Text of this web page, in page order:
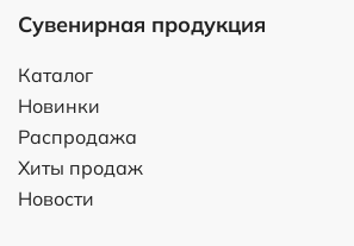
Сувенирная продукция
Каталог
Новинки
Распродажа
Хиты продаж
Новости